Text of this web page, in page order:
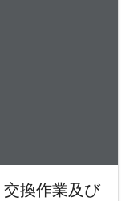
換作業及び